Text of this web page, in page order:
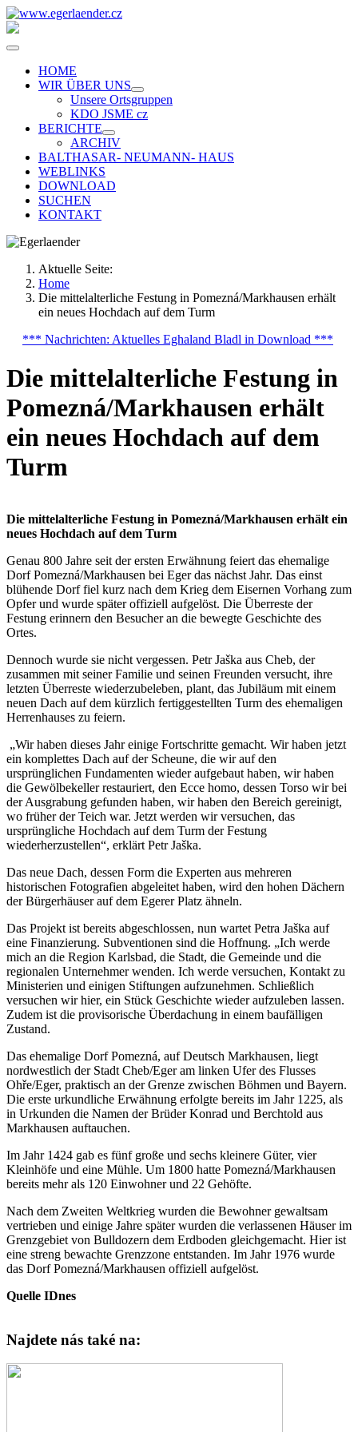
HOME
WIR ÜBER UNS
Unsere Ortsgruppen
KDO JSME cz
BERICHTE
ARCHIV
BALTHASAR- NEUMANN- HAUS
WEBLINKS
DOWNLOAD
SUCHEN
KONTAKT
Aktuelle Seite:
Home
Die mittelalterliche Festung in Pomezná/Markhausen erhält
ein neues Hochdach auf dem Turm
*** Nachrichten: Aktuelles Eghaland Bladl in Download ***
Die mittelalterliche Festung in
Pomezná/Markhausen erhält
ein neues Hochdach auf dem
Turm
Die mittelalterliche Festung in Pomezná/Markhausen erhält ein
neues Hochdach auf dem Turm
Genau 800 Jahre seit der ersten Erwähnung feiert das ehemalige
Dorf Pomezná/Markhausen bei Eger das nächst Jahr. Das einst
blühende Dorf fiel kurz nach dem Krieg dem Eisernen Vorhang zum
Opfer und wurde später offiziell aufgelöst. Die Überreste der
Festung erinnern den Besucher an die bewegte Geschichte des
Ortes.
Dennoch wurde sie nicht vergessen. Petr Jaška aus Cheb, der
zusammen mit seiner Familie und seinen Freunden versucht, ihre
letzten Überreste wiederzubeleben, plant, das Jubiläum mit einem
neuen Dach auf dem kürzlich fertiggestellten Turm des ehemaligen
Herrenhauses zu feiern.
„Wir haben dieses Jahr einige Fortschritte gemacht. Wir haben jetzt
ein komplettes Dach auf der Scheune, die wir auf den
ursprünglichen Fundamenten wieder aufgebaut haben, wir haben
die Gewölbekeller restauriert, den Ecce homo, dessen Torso wir bei
der Ausgrabung gefunden haben, wir haben den Bereich gereinigt,
wo früher der Teich war. Jetzt werden wir versuchen, das
ursprüngliche Hochdach auf dem Turm der Festung
wiederherzustellen“, erklärt Petr Jaška.
Das neue Dach, dessen Form die Experten aus mehreren
historischen Fotografien abgeleitet haben, wird den hohen Dächern
der Bürgerhäuser auf dem Egerer Platz ähneln.
Das Projekt ist bereits abgeschlossen, nun wartet Petra Jaška auf
eine Finanzierung. Subventionen sind die Hoffnung. „Ich werde
mich an die Region Karlsbad, die Stadt, die Gemeinde und die
regionalen Unternehmer wenden. Ich werde versuchen, Kontakt zu
Ministerien und einigen Stiftungen aufzunehmen. Schließlich
versuchen wir hier, ein Stück Geschichte wieder aufzuleben lassen.
Zudem ist die provisorische Überdachung in einem baufälligen
Zustand.
Das ehemalige Dorf Pomezná, auf Deutsch Markhausen, liegt
nordwestlich der Stadt Cheb/Eger am linken Ufer des Flusses
Ohře/Eger, praktisch an der Grenze zwischen Böhmen und Bayern.
Die erste urkundliche Erwähnung erfolgte bereits im Jahr 1225, als
in Urkunden die Namen der Brüder Konrad und Berchtold aus
Markhausen auftauchen.
Im Jahr 1424 gab es fünf große und sechs kleinere Güter, vier
Kleinhöfe und eine Mühle. Um 1800 hatte Pomezná/Markhausen
bereits mehr als 120 Einwohner und 22 Gehöfte.
Nach dem Zweiten Weltkrieg wurden die Bewohner gewaltsam
vertrieben und einige Jahre später wurden die verlassenen Häuser im
Grenzgebiet von Bulldozern dem Erdboden gleichgemacht. Hier ist
eine streng bewachte Grenzzone entstanden. Im Jahr 1976 wurde
das Dorf Pomezná/Markhausen offiziell aufgelöst.
Quelle IDnes
Najdete nás také na: